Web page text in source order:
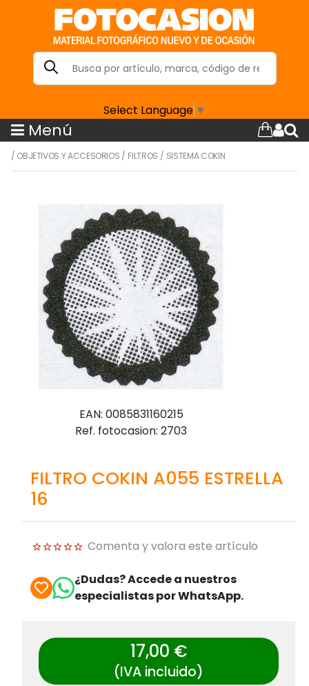
Select Language ▼
Menú
/ OBJETIVOS Y ACCESORIOS / FILTROS / SISTEMA COKIN
EAN: 0085831160215
Ref. fotocasion: 2703
FILTRO COKIN A055 ESTRELLA
16
Comenta y valora este artículo
¿Dudas? Accede a nuestros
especialistas por WhatsApp.
17,00 €
(IVA incluido)